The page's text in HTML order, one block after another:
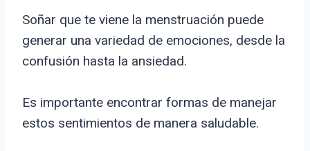
Soñar que te viene la menstruación puede
generar una variedad de emociones, desde la
confusión hasta la ansiedad.
Es importante encontrar formas de manejar
estos sentimientos de manera saludable.